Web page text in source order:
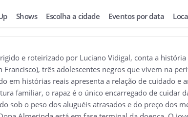
Shows Escolha a cidade Eventos por data
e roteirizado por Luciano Vidigal, conta a
Francisco), três adolescentes negros que vivem na
em histórias reais apresenta a relação de cuidado e
familiar, o rapaz é o único encarregado de cuidar
sob o peso dos aluguéis atrasados e do preço dos